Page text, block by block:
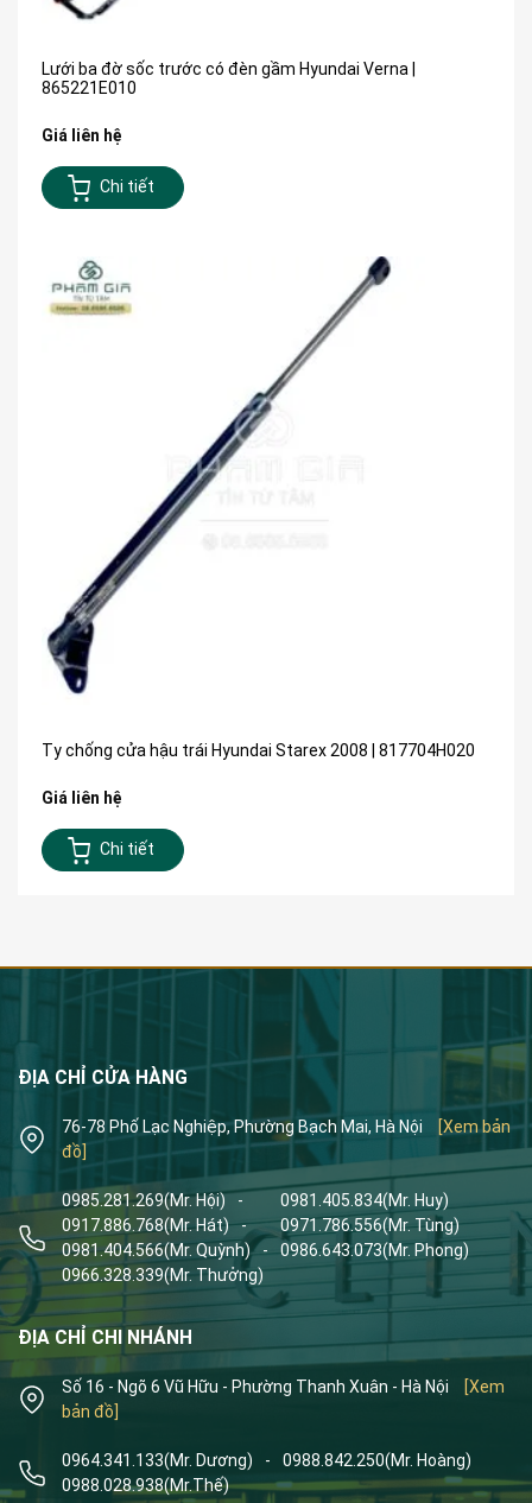
Lưới ba đờ sốc trước có đèn gầm Hyundai Verna |
865221E010
Giá liên hệ
Chi tiết
Ty chống cửa hậu trái Hyundai Starex 2008 | 817704H020
Giá liên hệ
Chi tiết
ĐỊA CHỈ CỬA HÀNG
76-78 Phố Lạc Nghiệp, Phường Bạch Mai, Hà Nội
[Xem bản
đồ]
0985.281.269(Mr. Hội) - 0981.405.834(Mr. Huy)
0917.886.768(Mr. Hát) - 0971.786.556(Mr. Tùng)
0981.404.566(Mr. Quỳnh) - 0986.643.073(Mr. Phong)
0966.328.339(Mr. Thưởng)
ĐỊA CHỈ CHI NHÁNH
Số 16 - Ngõ 6 Vũ Hữu - Phường Thanh Xuân - Hà Nội
[Xem
bản đồ]
0964.341.133(Mr. Dương) - 0988.842.250(Mr. Hoàng)
0988.028.938(Mr.Thế)